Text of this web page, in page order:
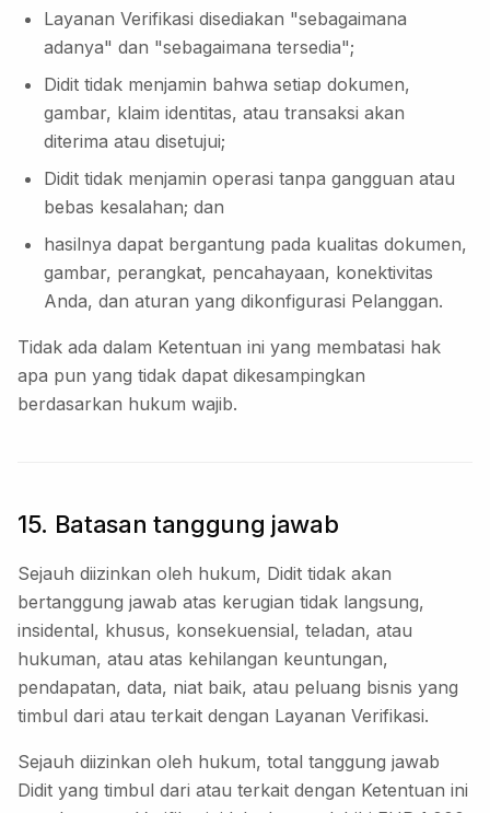
Layanan Verifikasi disediakan "sebagaimana
adanya" dan "sebagaimana tersedia";
Didit tidak menjamin bahwa setiap dokumen,
gambar, klaim identitas, atau transaksi akan
diterima atau disetujui;
Didit tidak menjamin operasi tanpa gangguan atau
bebas kesalahan; dan
hasilnya dapat bergantung pada kualitas dokumen,
gambar, perangkat, pencahayaan, konektivitas
Anda, dan aturan yang dikonfigurasi Pelanggan.
Tidak ada dalam Ketentuan ini yang membatasi hak
apa pun yang tidak dapat dikesampingkan
berdasarkan hukum wajib.
15. Batasan tanggung jawab
Sejauh diizinkan oleh hukum, Didit tidak akan
bertanggung jawab atas kerugian tidak langsung,
insidental, khusus, konsekuensial, teladan, atau
hukuman, atau atas kehilangan keuntungan,
pendapatan, data, niat baik, atau peluang bisnis yang
timbul dari atau terkait dengan Layanan Verifikasi.
Sejauh diizinkan oleh hukum, total tanggung jawab
Didit yang timbul dari atau terkait dengan Ketentuan ini